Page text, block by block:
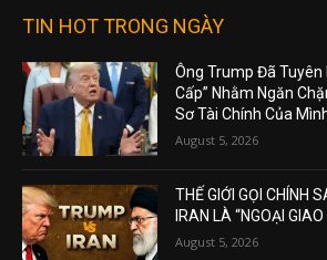
TIN HOT TRONG NGÀY
Ông Trump Đã Tuyên
Cấp” Nhằm Ngăn
Sơ Tài Chính Của
August 5, 2026
THẾ GIỚI GỌI CHÍNH
IRAN LÀ “NGOẠI
August 5, 2026